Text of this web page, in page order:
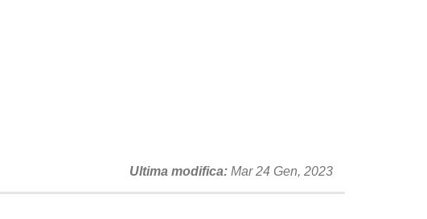
Ultima modifica Mar 24 Gen, 2023